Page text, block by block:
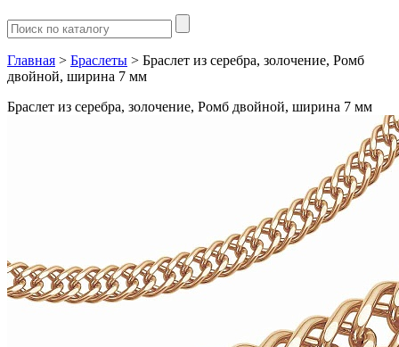
Главная > Браслеты > Браслет из серебра, золочение, Ромб
двойной, ширина 7 мм
Браслет из серебра, золочение, Ромб двойной, ширина 7 мм